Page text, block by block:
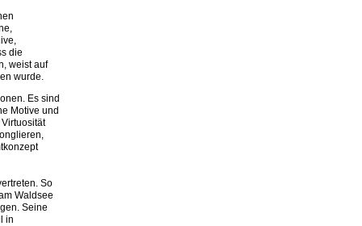
die
weist auf
wurde.
Es sind
Motive und
So
Waldsee
Seine
in